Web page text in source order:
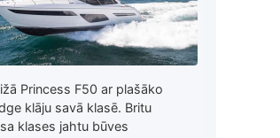
Princess F50 ar plašāko
klāju savā klasē. Britu
klases jahtu būves